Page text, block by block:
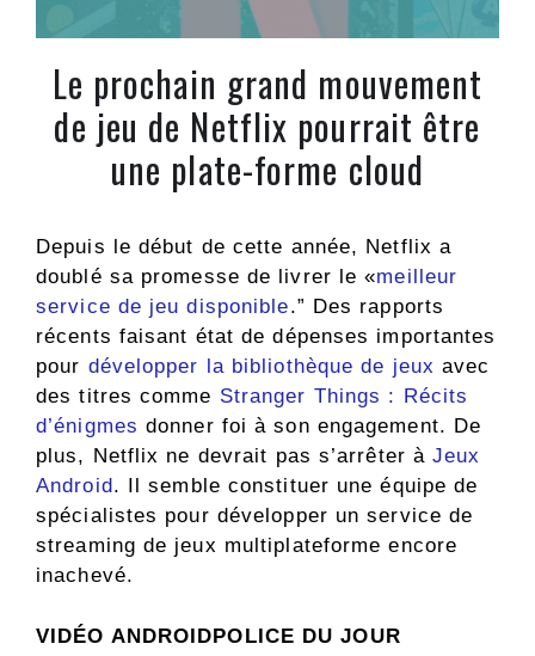
Le prochain grand mouvement
de jeu de Netflix pourrait être
une plate-forme cloud
Depuis le début de cette année, Netflix a
doublé sa promesse de livrer le «meilleur
service de jeu disponible.” Des rapports
récents faisant état de dépenses importantes
pour développer la bibliothèque de jeux avec
des titres comme Stranger Things : Récits
d’énigmes donner foi à son engagement. De
plus, Netflix ne devrait pas s’arrêter àJeux
Android . Il semble constituer une équipe de
spécialistes pour développer un service de
streaming de jeux multiplateforme encore
inachevé.
VIDÉO ANDROIDPOLICE DU JOUR